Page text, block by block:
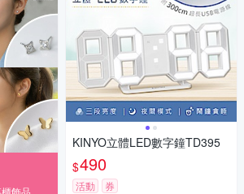
KINYO立體LED數字鐘TD395
$490
活動 券